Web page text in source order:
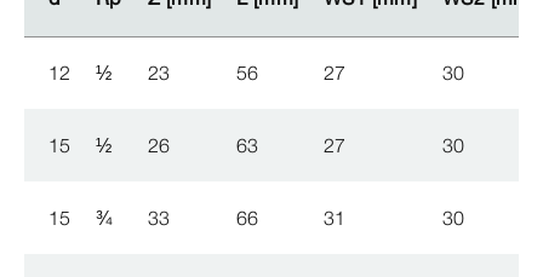
12 ½ 23 56 27 30
15 ½ 26 63 27 30
15 ¾ 33 66 31 30